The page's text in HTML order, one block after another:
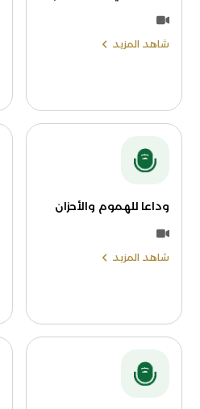
شاهد المزيد
وداعا للهموم والأحزان
شاهد المزيد